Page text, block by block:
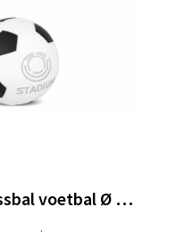
Anti-stressbal voetbal Ø 6cm